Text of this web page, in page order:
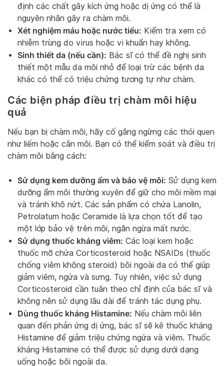
định các chất gây kích ứng hoặc dị ứng có thể là
nguyên nhân gây ra chàm môi.
Xét nghiệm máu hoặc nước tiểu: Kiểm tra xem có
nhiễm trùng do virus hoặc vi khuẩn hay không.
Sinh thiết da (nếu cần): Bác sĩ có thể đề nghị sinh
thiết một mẫu da môi nhỏ để loại trừ các bệnh da
khác có thể có triệu chứng tương tự như chàm.
Các biện pháp điều trị chàm môi hiệu
quả
Nếu bạn bị chàm môi, hãy cố gắng ngừng các thói quen
như liếm hoặc cắn môi. Bạn có thể kiểm soát và điều trị
chàm môi bằng cách:
Sử dụng kem dưỡng ẩm và bảo vệ môi: Sử dụng kem
dưỡng ẩm môi thường xuyên để giữ cho môi mềm mại
và tránh khô nứt. Các sản phẩm có chứa Lanolin,
Petrolatum hoặc Ceramide là lựa chọn tốt để tạo
một lớp bảo vệ trên môi, ngăn ngừa mất nước.
Sử dụng thuốc kháng viêm: Các loại kem hoặc
thuốc mỡ chứa Corticosteroid hoặc NSAIDs (thuốc
chống viêm không steroid) bôi ngoài da có thể giúp
giảm viêm, ngứa và sưng. Tuy nhiên, việc sử dụng
Corticosteroid cần tuân theo chỉ định của bác sĩ và
không nên sử dụng lâu dài để tránh tác dụng phụ.
Dùng thuốc kháng Histamine: Nếu chàm môi liên
quan đến phản ứng dị ứng, bác sĩ sẽ kê thuốc kháng
Histamine để giảm triệu chứng ngứa và viêm. Thuốc
kháng Histamine có thể được sử dụng dưới dạng
uống hoặc bôi ngoài da.